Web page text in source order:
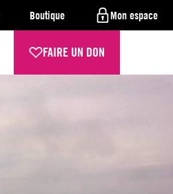
Boutique Mon espace
FAIRE UN DON